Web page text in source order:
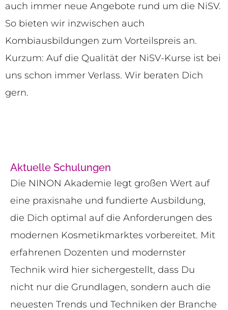
auch immer neue Angebote rund um die NiSV.
So bieten wir inzwischen auch
Kombiausbildungen zum Vorteilspreis an.
Kurzum: Auf die Qualität der NiSV-Kurse ist bei
uns schon immer Verlass. Wir beraten Dich
gern.
Aktuelle Schulungen
Die NINON Akademie legt großen Wert auf
eine praxisnahe und fundierte Ausbildung,
die Dich optimal auf die Anforderungen des
modernen Kosmetikmarktes vorbereitet. Mit
erfahrenen Dozenten und modernster
Technik wird hier sichergestellt, dass Du
nicht nur die Grundlagen, sondern auch die
neuesten Trends und Techniken der Branche